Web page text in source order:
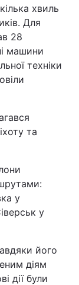
хвиль
Для
28
машини
техніки
та
у
у
його
діям
дії були